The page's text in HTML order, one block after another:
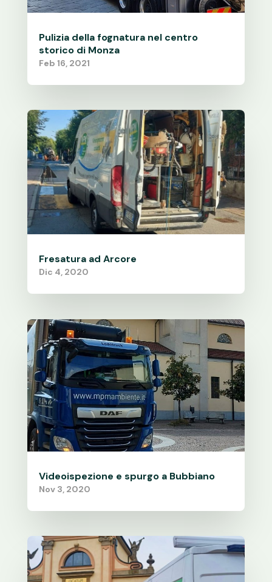
Pulizia della fognatura nel centro
storico di Monza
Feb 16, 2021
Fresatura ad Arcore
Dic 4, 2020
Videoispezione e spurgo a Bubbiano
Nov 3, 2020